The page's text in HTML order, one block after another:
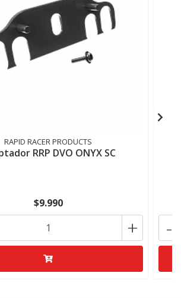
RAPID RACER PRODUCTS
RRP DVO ONYX SC
$9.990
+ -